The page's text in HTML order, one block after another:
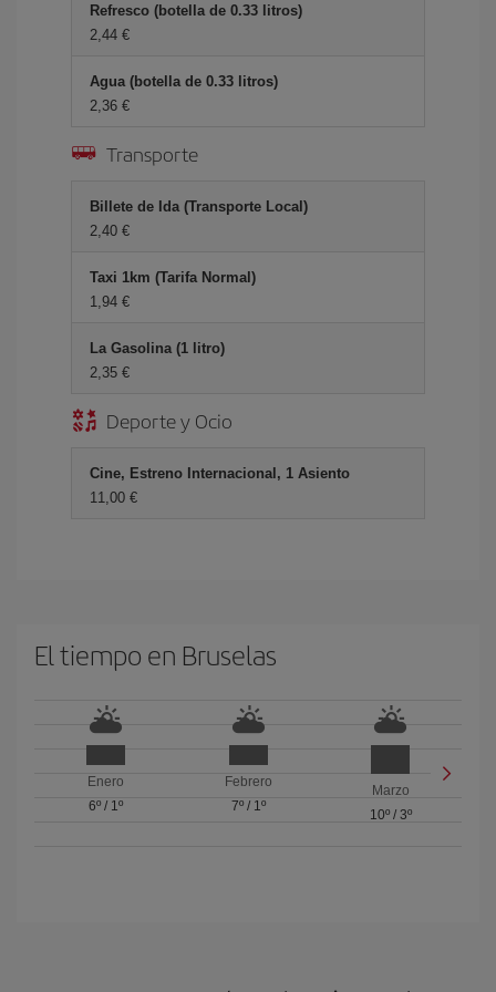
Refresco (botella de 0.33 litros)
2,44 €
Agua (botella de 0.33 litros)
2,36 €
Transporte
Billete de Ida (Transporte Local)
2,40 €
Taxi 1km (Tarifa Normal)
1,94 €
La Gasolina (1 litro)
2,35 €
Deporte y Ocio
Cine, Estreno Internacional, 1 Asiento
11,00 €
El tiempo en Bruselas
Enero
6º/ 1º
Febrero
7º/ 1º
Marzo
10º/ 3º